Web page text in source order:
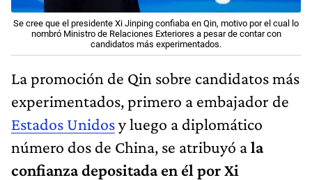
Se cree que el presidente Xi Jinping confiaba en Qin, motivo por el cual lo
nombró Ministro de Relaciones Exteriores a pesar de contar con
candidatos más experimentados.
La promoción de Qin sobre candidatos más
experimentados, primero a embajador de
Estados Unidosy luego a diplomático
número dos de China, se atribuyó ala
confianza depositada en él por Xi